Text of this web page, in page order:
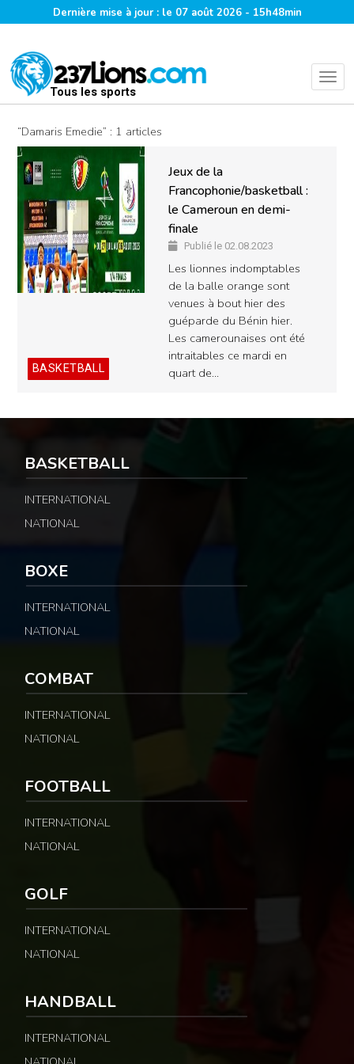
Dernière mise à jour : le 07 août 2026 - 15h48min
Tous les sports
“Damaris Emedie” : 1 articles
BASKETBALL
Jeux de la
Francophonie/basketball :
le Cameroun en demi-
finale
Publié le 02.08.2023
Les lionnes indomptables
de la balle orange sont
venues à bout hier des
guéparde du Bénin hier.
Les camerounaises ont été
intraitables ce mardi en
quart de…
BASKETBALL
INTERNATIONAL
NATIONAL
BOXE
INTERNATIONAL
NATIONAL
COMBAT
INTERNATIONAL
NATIONAL
FOOTBALL
INTERNATIONAL
NATIONAL
GOLF
INTERNATIONAL
NATIONAL
HANDBALL
INTERNATIONAL